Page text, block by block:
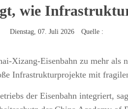
wie
Dienstag, 07. Juli 2026 Quelle :
Xizang-Eisenbahn zu mehr als
Infrastrukturprojekte mit
der Eisenbahn integriert,